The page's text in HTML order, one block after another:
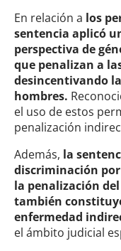
En relación a los
sentencia aplicó
perspectiva de
que penalizan a
desincentivando
hombres.
el uso de estos
penalización
Además, la
discriminación
la penalización
también
enfermedad
el ámbito judicial